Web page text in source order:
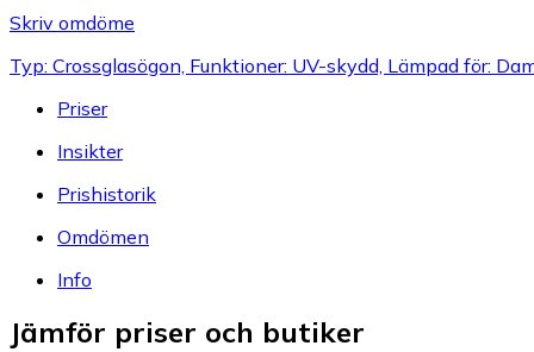
Skriv omdöme
Typ: Crossglasögon, Funktioner: UV-skydd, Lämpad för:
Priser
Insikter
Prishistorik
Omdömen
Info
Jämför priser och butiker